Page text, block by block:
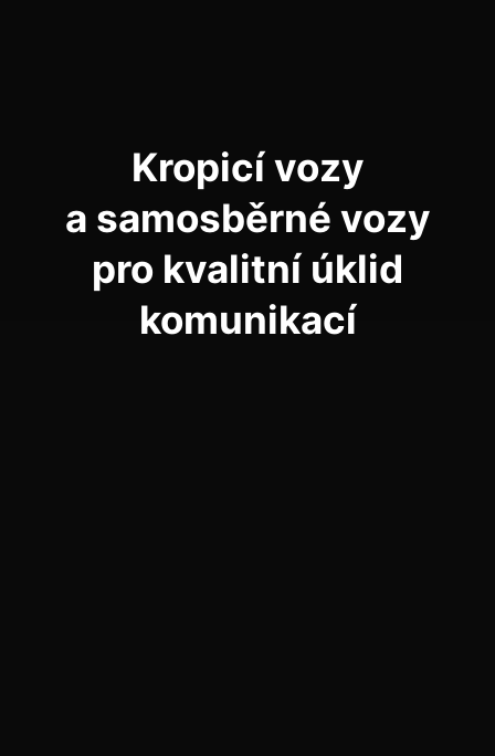
Kropicí vozy
a samosběrné vozy
pro kvalitní úklid
komunikací